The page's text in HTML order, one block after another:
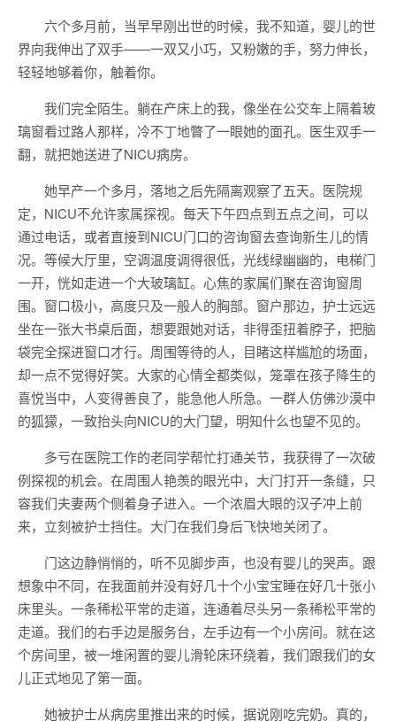
六个多月前，当早早刚出世的时候，我不知道，婴儿的世
界向我伸出了双手——一双又小巧，又粉嫩的手，努力伸长，
轻轻地够着你，触着你。
我们完全陌生。躺在产床上的我，像坐在公交车上隔着玻
璃窗看过路人那样，冷不丁地瞥了一眼她的面孔。医生双手一
翻，就把她送进了NICU病房。
她早产一个多月，落地之后先隔离观察了五天。医院规
定，NICU不允许家属探视。每天下午四点到五点之间，可以
通过电话，或者直接到NICU门口的咨询窗去查询新生儿的情
况。等候大厅里，空调温度调得很低，光线绿幽幽的，电梯门
一开，恍如走进一个大玻璃缸。心焦的家属们聚在咨询窗周
围。窗口极小，高度只及一般人的胸部。窗户那边，护士远远
坐在一张大书桌后面，想要跟她对话，非得歪扭着脖子，把脑
袋完全探进窗口才行。周围等待的人，目睹这样尴尬的场面，
却一点不觉得好笑。大家的心情全都类似，笼罩在孩子降生的
喜悦当中，人变得善良了，能急他人所急。一群人仿佛沙漠中
的狐獴，一致抬头向NICU的大门望，明知什么也望不见的。
多亏在医院工作的老同学帮忙打通关节，我获得了一次破
例探视的机会。在周围人艳羡的眼光中，大门打开一条缝，只
容我们夫妻两个侧着身子进入。一个浓眉大眼的汉子冲上前
来，立刻被护士挡住。大门在我们身后飞快地关闭了。
门这边静悄悄的，听不见脚步声，也没有婴儿的哭声。跟
想象中不同，在我面前并没有好几十个小宝宝睡在好几十张小
床里头。一条稀松平常的走道，连通着尽头另一条稀松平常的
走道。我们的右手边是服务台，左手边有一个小房间。就在这
个房间里，被一堆闲置的婴儿滑轮床环绕着，我们跟我们的女
儿正式地见了第一面。
她被护士从病房里推出来的时候，据说刚吃完奶。真的，